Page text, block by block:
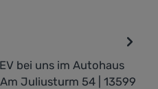
bei uns im Autohaus
Juliusturm 54 | 13599